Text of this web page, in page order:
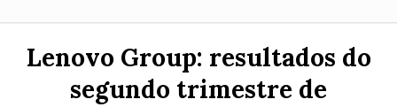
Lenovo Group: resultados do
segundo trimestre de